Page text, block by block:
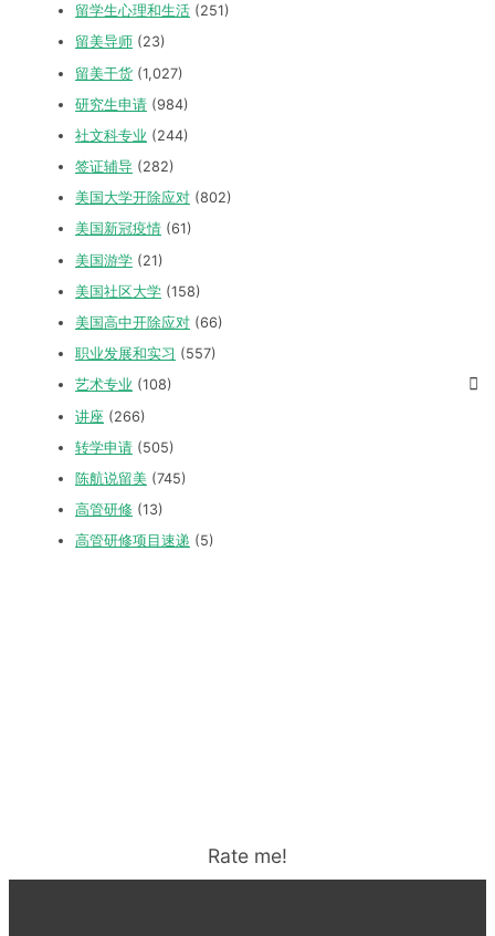
留学生心理和生活 (251)
留美导师 (23)
留美干货 (1,027)
研究生申请 (984)
社文科专业 (244)
签证辅导 (282)
美国大学开除应对 (802)
美国新冠疫情 (61)
美国游学 (21)
美国社区大学 (158)
美国高中开除应对 (66)
职业发展和实习 (557)
艺术专业 (108)
讲座 (266)
转学申请 (505)
陈航说留美 (745)
高管研修 (13)
高管研修项目速递 (5)
Rate me!